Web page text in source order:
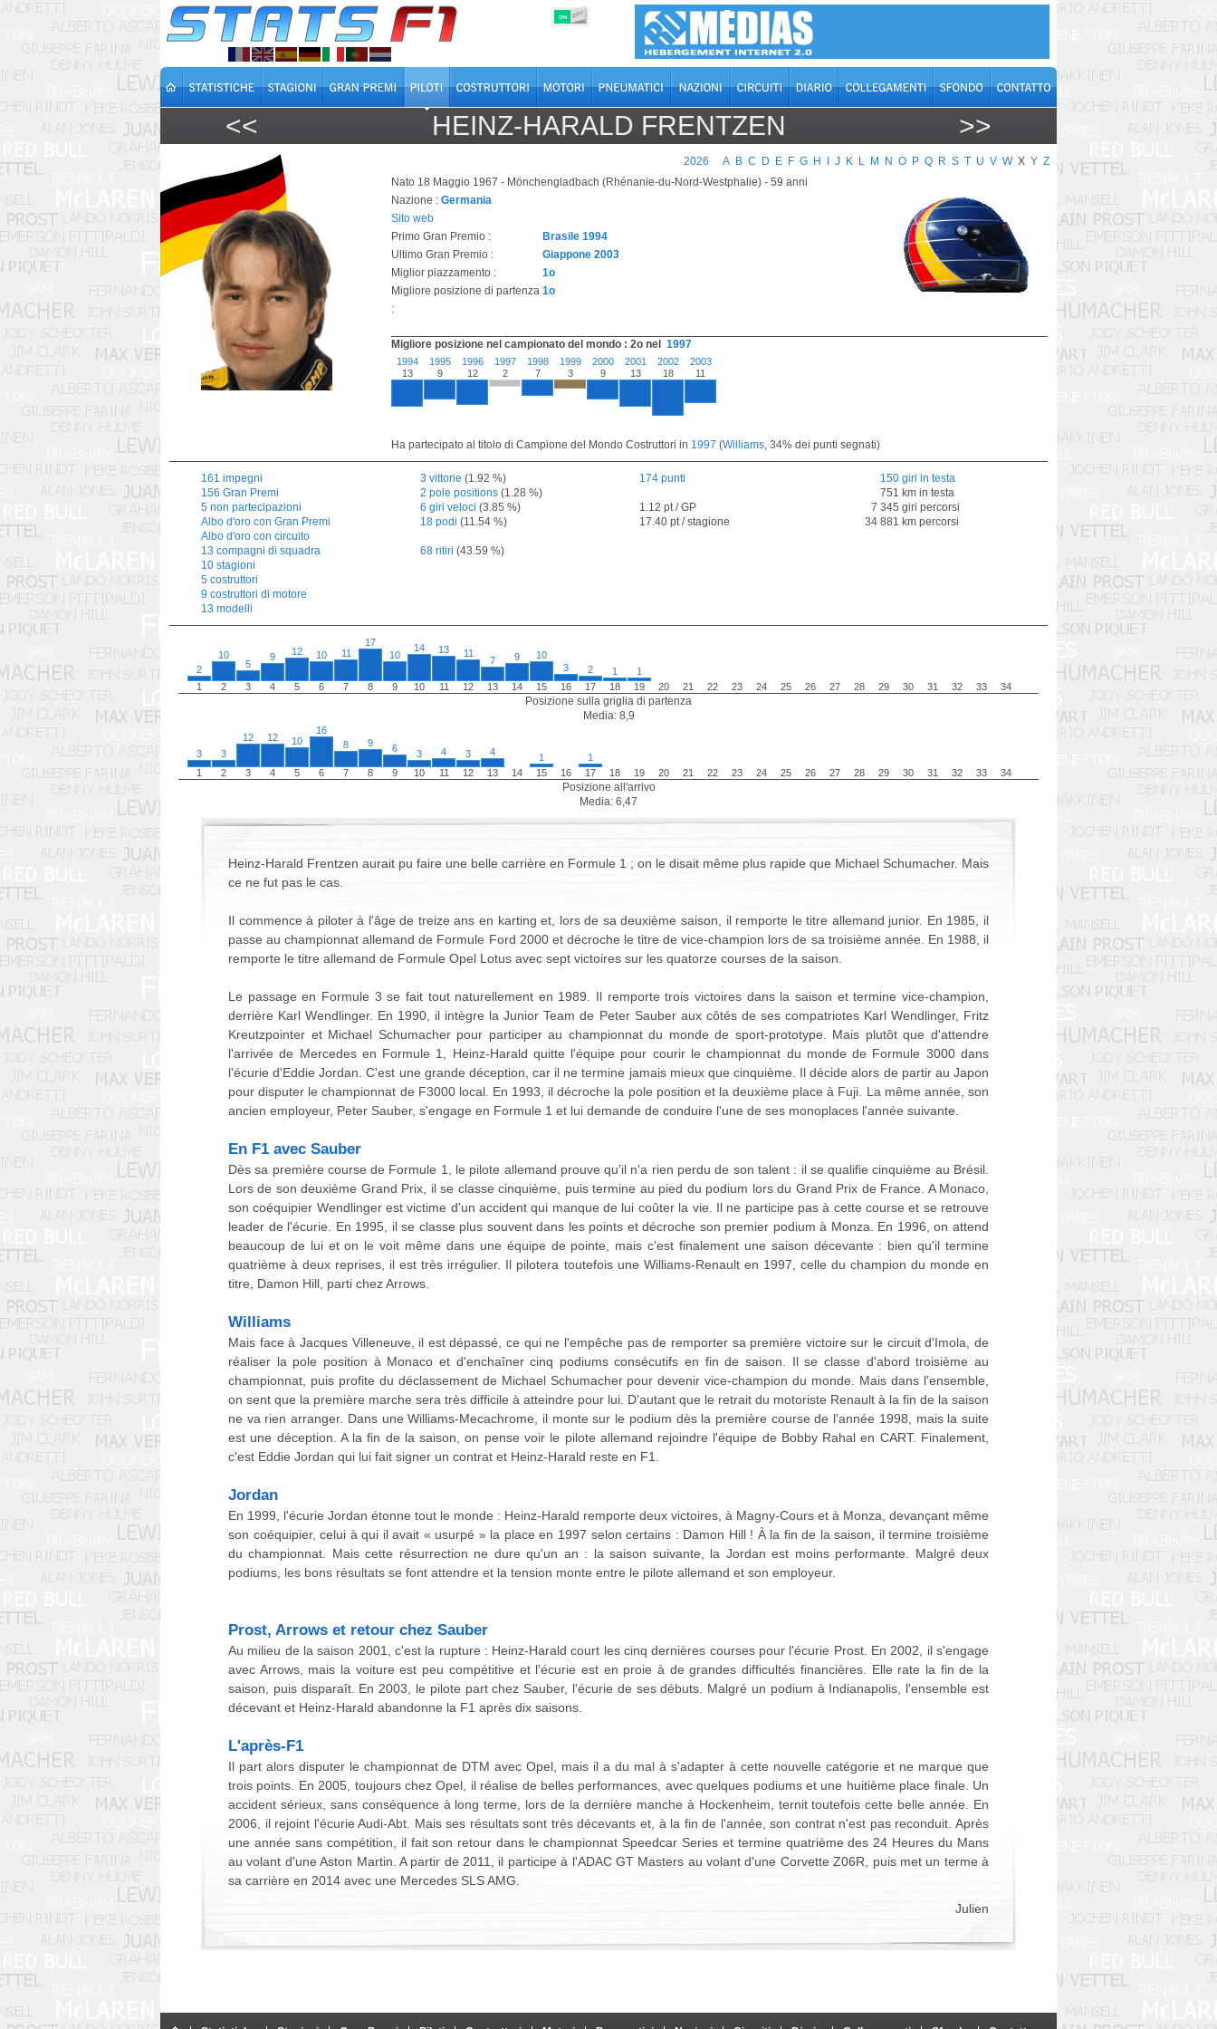
ON OFF
<< HEINZ-HARALD FRENTZEN >>
2026 A B C D E F G H J K L M N O P Q R S T U V W X Y Z
Nato 18 Maggio 1967 - Mönchengladbach (Rhénanie-du-Nord-Westphalie) - 59 anni
Nazione : Germania
Sito web
Primo Gran Premio :
Brasile 1994
Ultimo Gran Premio :
Giappone 2003
Miglior piazzamento :
1o
Migliore posizione di partenza
:
1o
Migliore posizione nel campionato del mondo : 2o nel 1997
1994
13
1995
9
1996
12
1997
2
1998
7
1999
3
2000
9
2001
13
2002
18
2003
11
Ha partecipato al titolo di Campione del Mondo Costruttori in 1997 (Williams, 34% dei punti segnati)
161 impegni
156 Gran Premi
5 non partecipazioni
Albo d'oro con Gran Premi
Albo d'oro con circuito
13 compagni di squadra
10 stagioni
5 costruttori
9 costruttori di motore
13 modelli
3 vittorie (1.92 %)
2 pole positions (1.28 %)
6 giri veloci (3.85 %)
18 podi (11.54 %)
68 ritiri (43.59 %)
174 punti
1.12 pt / GP
17.40 pt / stagione
150 giri in testa
751 km in testa
7 345 giri percorsi
34 881 km percorsi
2
1
10
2
5
3
9
4
12
5
10
6
11
7
17
8
10
9
14
10
13
11
11
12
7
13
9
14
10
15
3
16
2
17
1
18
1
19
20 21 22 23 24 25 26 27 28 29 30 31 32 33 34
Posizione sulla griglia di partenza
Media: 8,9
3
1
3
2
12
3
12
4
10
5
16
6
8
7
9
8
6
9
3
10
4
11
3
12
4
13
14
1
15
16
1
17
18 19 20 21 22 23 24 25 26 27 28 29 30 31 32 33 34
Posizione all'arrivo
Media: 6,47
Heinz-Harald Frentzen aurait pu faire une belle carrière en Formule 1 ; on le disait même plus rapide que Michael Schumacher. Mais
ce ne fut pas le cas.
Il commence à piloter à l'âge de treize ans en karting et, lors de sa deuxième saison, il remporte le titre allemand junior. En 1985, il
passe au championnat allemand de Formule Ford 2000 et décroche le titre de vice-champion lors de sa troisième année. En 1988, il
remporte le titre allemand de Formule Opel Lotus avec sept victoires sur les quatorze courses de la saison.
Le passage en Formule 3 se fait tout naturellement en 1989. Il remporte trois victoires dans la saison et termine vice-champion,
derrière Karl Wendlinger. En 1990, il intègre la Junior Team de Peter Sauber aux côtés de ses compatriotes Karl Wendlinger, Fritz
Kreutzpointer et Michael Schumacher pour participer au championnat du monde de sport-prototype. Mais plutôt que d'attendre
l'arrivée de Mercedes en Formule 1, Heinz-Harald quitte l'équipe pour courir le championnat du monde de Formule 3000 dans
l'écurie d'Eddie Jordan. C'est une grande déception, car il ne termine jamais mieux que cinquième. Il décide alors de partir au Japon
pour disputer le championnat de F3000 local. En 1993, il décroche la pole position et la deuxième place à Fuji. La même année, son
ancien employeur, Peter Sauber, s'engage en Formule 1 et lui demande de conduire l'une de ses monoplaces l'année suivante.
En F1 avec Sauber
Dès sa première course de Formule 1, le pilote allemand prouve qu'il n'a rien perdu de son talent : il se qualifie cinquième au Brésil.
Lors de son deuxième Grand Prix, il se classe cinquième, puis termine au pied du podium lors du Grand Prix de France. A Monaco,
son coéquipier Wendlinger est victime d'un accident qui manque de lui coûter la vie. Il ne participe pas à cette course et se retrouve
leader de l'écurie. En 1995, il se classe plus souvent dans les points et décroche son premier podium à Monza. En 1996, on attend
beaucoup de lui et on le voit même dans une équipe de pointe, mais c'est finalement une saison décevante : bien qu'il termine
quatrième à deux reprises, il est très irrégulier. Il pilotera toutefois une Williams-Renault en 1997, celle du champion du monde en
titre, Damon Hill, parti chez Arrows.
Williams
Mais face à Jacques Villeneuve, il est dépassé, ce qui ne l'empêche pas de remporter sa première victoire sur le circuit d'Imola, de
réaliser la pole position à Monaco et d'enchaîner cinq podiums consécutifs en fin de saison. Il se classe d'abord troisième au
championnat, puis profite du déclassement de Michael Schumacher pour devenir vice-champion du monde. Mais dans l'ensemble,
on sent que la première marche sera très difficile à atteindre pour lui. D'autant que le retrait du motoriste Renault à la fin de la saison
ne va rien arranger. Dans une Williams-Mecachrome, il monte sur le podium dès la première course de l'année 1998, mais la suite
est une déception. A la fin de la saison, on pense voir le pilote allemand rejoindre l'équipe de Bobby Rahal en CART. Finalement,
c'est Eddie Jordan qui lui fait signer un contrat et Heinz-Harald reste en F1.
Jordan
En 1999, l'écurie Jordan étonne tout le monde : Heinz-Harald remporte deux victoires, à Magny-Cours et à Monza, devançant même
son coéquipier, celui à qui il avait « usurpé » la place en 1997 selon certains : Damon Hill ! À la fin de la saison, il termine troisième
du championnat. Mais cette résurrection ne dure qu'un an : la saison suivante, la Jordan est moins performante. Malgré deux
podiums, les bons résultats se font attendre et la tension monte entre le pilote allemand et son employeur.
Prost, Arrows et retour chez Sauber
Au milieu de la saison 2001, c'est la rupture : Heinz-Harald court les cinq dernières courses pour l'écurie Prost. En 2002, il s'engage
avec Arrows, mais la voiture est peu compétitive et l'écurie est en proie à de grandes difficultés financières. Elle rate la fin de la
saison, puis disparaît. En 2003, le pilote part chez Sauber, l'écurie de ses débuts. Malgré un podium à Indianapolis, l'ensemble est
décevant et Heinz-Harald abandonne la F1 après dix saisons.
L'après-F1
Il part alors disputer le championnat de DTM avec Opel, mais il a du mal à s'adapter à cette nouvelle catégorie et ne marque que
trois points. En 2005, toujours chez Opel, il réalise de belles performances, avec quelques podiums et une huitième place finale. Un
accident sérieux, sans conséquence à long terme, lors de la dernière manche à Hockenheim, ternit toutefois cette belle année. En
2006, il rejoint l'écurie Audi-Abt. Mais ses résultats sont très décevants et, à la fin de l'année, son contrat n'est pas reconduit. Après
une année sans compétition, il fait son retour dans le championnat Speedcar Series et termine quatrième des 24 Heures du Mans
au volant d'une Aston Martin. A partir de 2011, il participe à l'ADAC GT Masters au volant d'une Corvette Z06R, puis met un terme à
sa carrière en 2014 avec une Mercedes SLS AMG.
Julien